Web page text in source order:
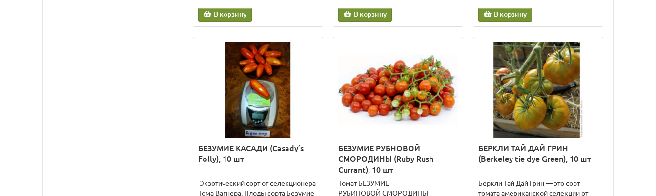
В корзину В корзину В корзину
БЕЗУМИЕ КАСАДИ (Casady’s
Folly), 10 шт
Экзотический сорт от селекционера
Тома Вагнера. Плоды сорта Безумие
БЕЗУМИЕ РУБНОВОЙ
СМОРОДИНЫ (Ruby Rush
Currant), 10 шт
Томат БЕЗУМИЕ
РУБИНОВОЙ СМОРОДИНЫ
БЕРКЛИ ТАЙ ДАЙ ГРИН
(Berkeley tie dye Green), 10 шт
Беркли Тай Дай Грин — это сорт
томата американской селекции от